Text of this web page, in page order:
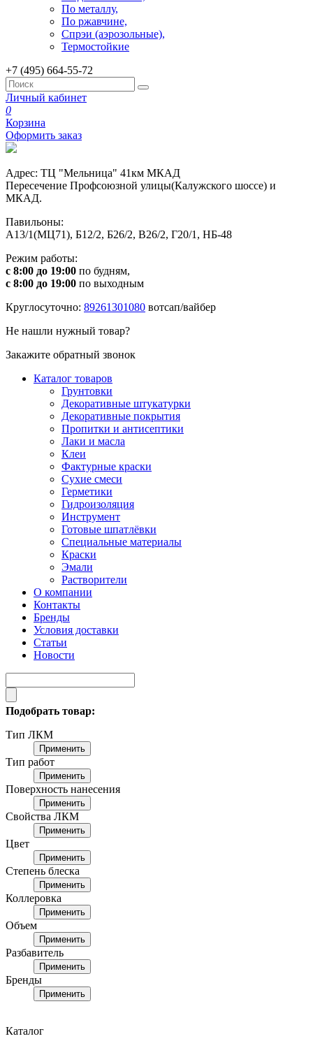
По металлу,
По ржавчине,
Спрэи (аэрозольные),
Термостойкие
+7 (495) 664-55-72
Личный кабинет
0
Корзина
Оформить заказ
Адрес: ТЦ "Мельница" 41км МКАД
Пересечение Профсоюзной улицы(Калужского шоссе) и
МКАД.
Павильоны:
А13/1(МЦ71), Б12/2, Б26/2, В26/2, Г20/1, НБ-48
Режим работы:
с 8:00 до 19:00 по будням,
с 8:00 до 19:00 по выходным
Круглосуточно: 89261301080 вотсап/вайбер
Не нашли нужный товар?
Закажите обратный звонок
Каталог товаров
Грунтовки
Декоративные штукатурки
Декоративные покрытия
Пропитки и антисептики
Лаки и масла
Клеи
Фактурные краски
Сухие смеси
Герметики
Гидроизоляция
Инструмент
Готовые шпатлёвки
Специальные материалы
Краски
Эмали
Растворители
О компании
Контакты
Бренды
Условия доставки
Статьи
Новости
Подобрать товар:
Тип ЛКМ
Применить
Тип работ
Применить
Поверхность нанесения
Применить
Свойства ЛКМ
Применить
Цвет
Применить
Степень блеска
Применить
Коллеровка
Применить
Объем
Применить
Разбавитель
Применить
Бренды
Применить
Каталог